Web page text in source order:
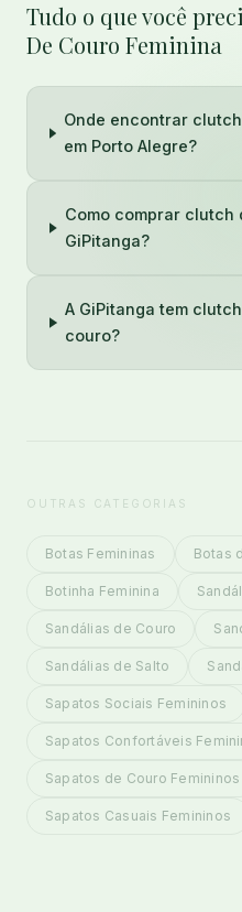
Tudo o que você
De Couro Feminina
Onde encontrar
em Porto Alegre?
Como comprar clutch
GiPitanga?
A GiPitanga tem
couro?
OUTRAS CATEGORIAS
Botas Femininas Botas
Botinha Feminina
Sandálias de Couro
Sandálias de Salto
Sapatos Sociais Femininos
Sapatos Confortáveis
Sapatos de Couro Femininos
Sapatos Casuais Femininos